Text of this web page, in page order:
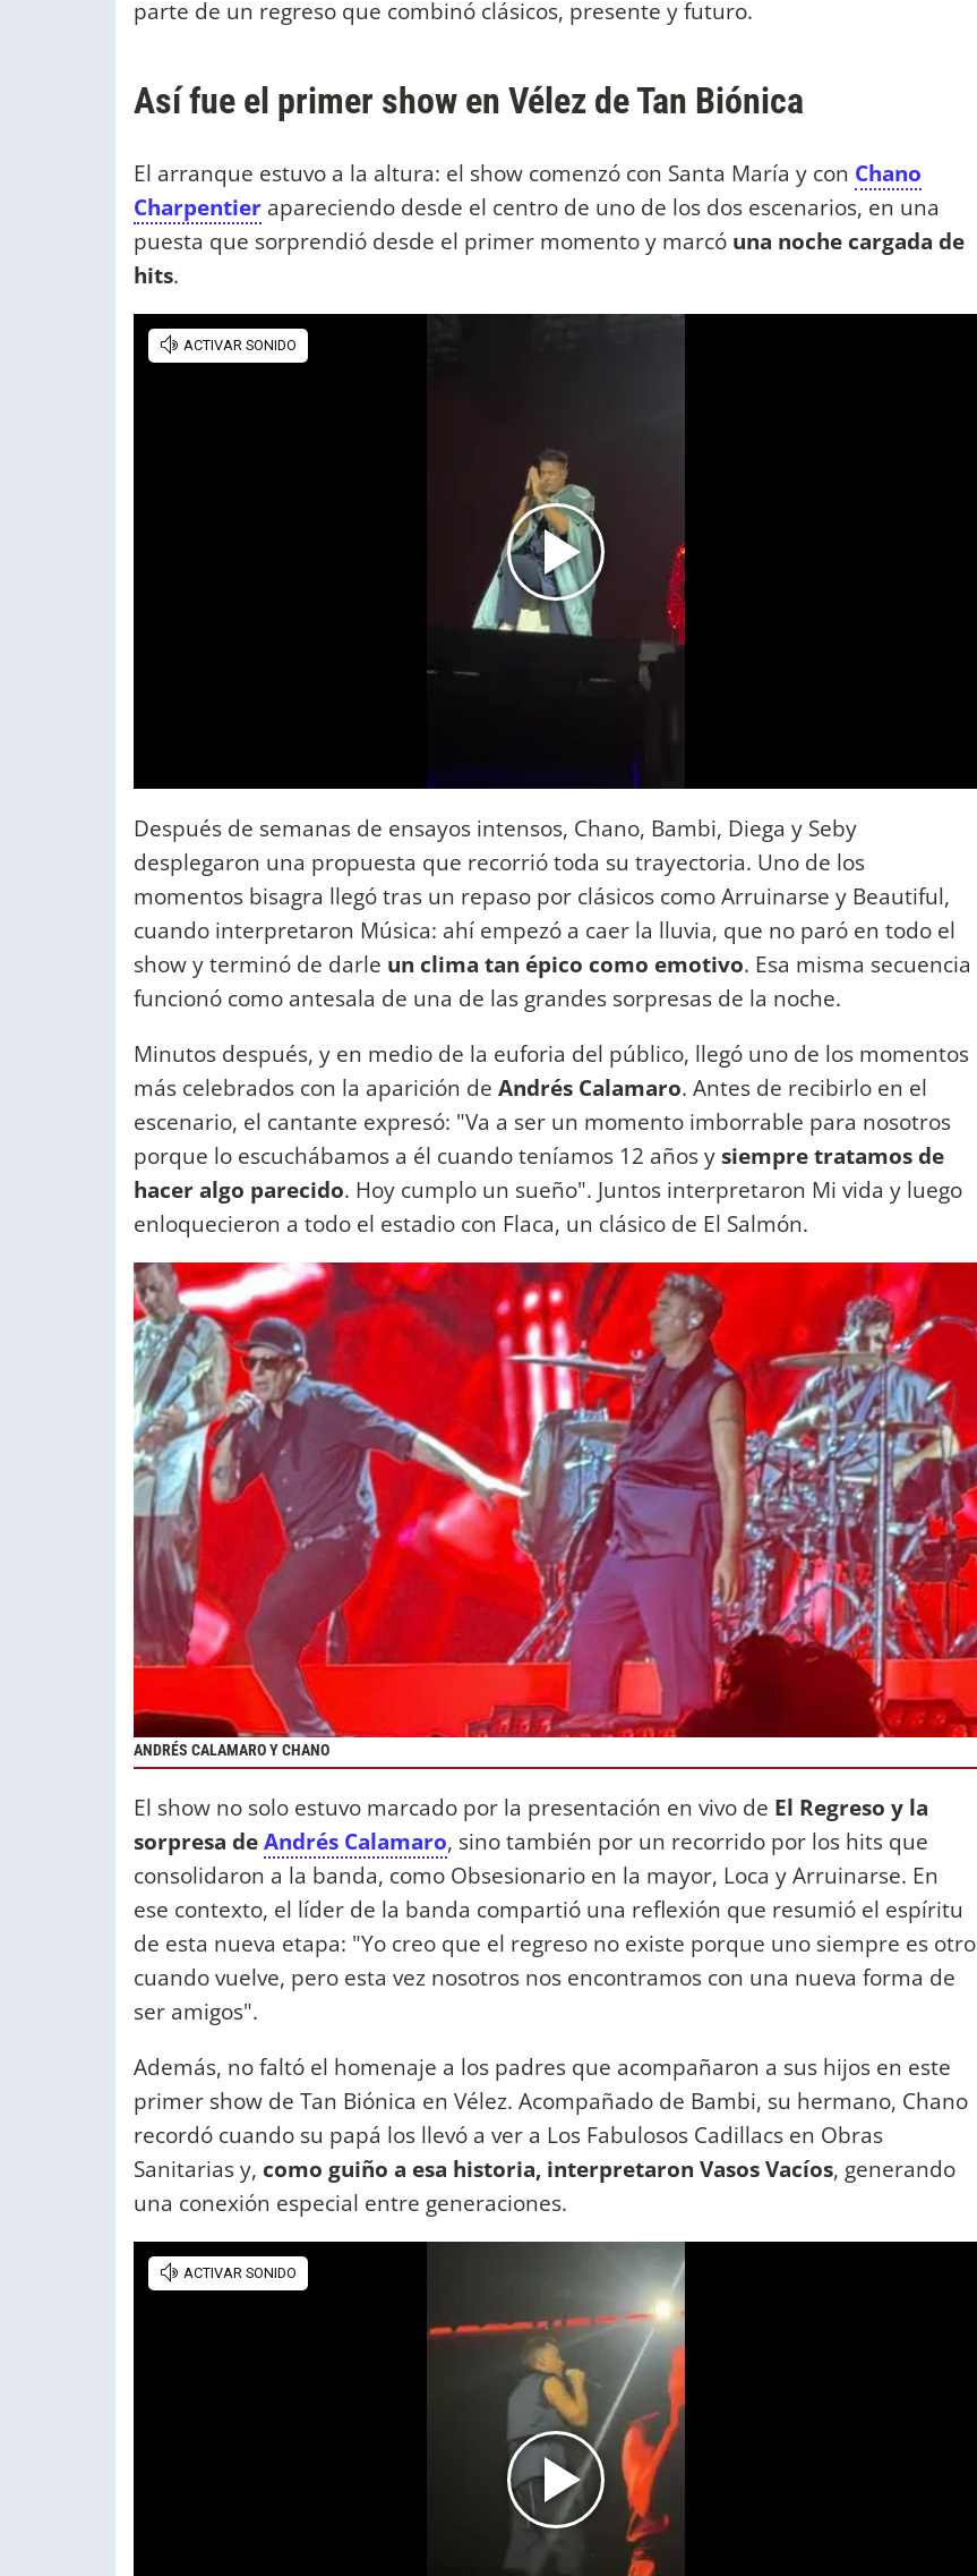
parte de un regreso que combinó clásicos, presente y futuro.
Así fue el primer show en Vélez de Tan Biónica
El arranque estuvo a la altura: el show comenzó con Santa María y con Chano
Charpentier apareciendo desde el centro de uno de los dos escenarios, en una
puesta que sorprendió desde el primer momento y marcó una noche cargada de
hits.
Después de semanas de ensayos intensos, Chano, Bambi, Diega y Seby
desplegaron una propuesta que recorrió toda su trayectoria. Uno de los
momentos bisagra llegó tras un repaso por clásicos como Arruinarse y Beautiful,
cuando interpretaron Música: ahí empezó a caer la lluvia, que no paró en todo el
show y terminó de darle un clima tan épico como emotivo. Esa misma secuencia
funcionó como antesala de una de las grandes sorpresas de la noche.
Minutos después, y en medio de la euforia del público, llegó uno de los momentos
más celebrados con la aparición de Andrés Calamaro. Antes de recibirlo en el
escenario, el cantante expresó: "Va a ser un momento imborrable para nosotros
porque lo escuchábamos a él cuando teníamos 12 años ysiempre tratamos de
hacer algo parecido. Hoy cumplo un sueño". Juntos interpretaron Mi vida y luego
enloquecieron a todo el estadio con Flaca, un clásico de El Salmón.
ANDRÉS CALAMARO Y CHANO
El show no solo estuvo marcado por la presentación en vivo de El Regreso y la
sorpresa deAndrés Calamaro, sino también por un recorrido por los hits que
consolidaron a la banda, como Obsesionario en la mayor, Loca y Arruinarse. En
ese contexto, el líder de la banda compartió una reflexión que resumió el espíritu
de esta nueva etapa: "Yo creo que el regreso no existe porque uno siempre es otro
cuando vuelve, pero esta vez nosotros nos encontramos con una nueva forma de
ser amigos".
Además, no faltó el homenaje a los padres que acompañaron a sus hijos en este
primer show de Tan Biónica en Vélez. Acompañado de Bambi, su hermano, Chano
recordó cuando su papá los llevó a ver a Los Fabulosos Cadillacs en Obras
Sanitarias y, como guiño a esa historia, interpretaron Vasos Vacíos, generando
una conexión especial entre generaciones.